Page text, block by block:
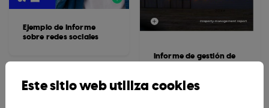
Ejemplo de informe
sobre redes sociales
Informe de gestión de
Este sitio web utiliza cookies